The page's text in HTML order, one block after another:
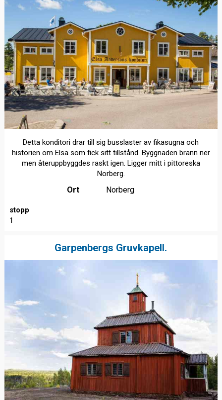
Detta konditori drar till sig busslaster av fikasugna och
historien om Elsa som fick sitt tillstånd. Byggnaden brann ner
men återuppbyggdes raskt igen. Ligger mitt i pittoreska
Norberg.
Ort Norberg
stopp
1
Garpenbergs Gruvkapell.